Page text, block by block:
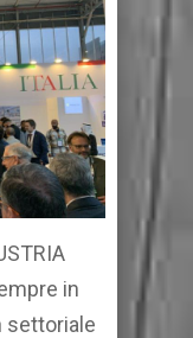
in
settoriale